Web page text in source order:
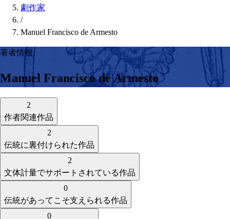
劇作家
/
Manuel Francisco de Armesto
著者情報
Manuel Francisco de Armesto
2
作者関連作品
2
伝統に裏付けられた作品
2
文体計量でサポートされている作品
0
伝統があってこそ支えられる作品
0